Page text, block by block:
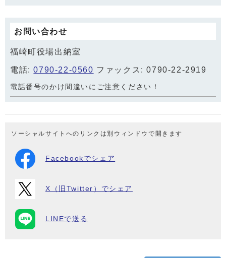
お問い合わせ
福崎町役場出納室
電話:0790-22-0560 ファックス: 0790-22-2919
電話番号のかけ間違いにご注意ください！
ソーシャルサイトへのリンクは別ウィンドウで開きます
Facebookでシェア
X（旧Twitter）でシェア
LINEで送る